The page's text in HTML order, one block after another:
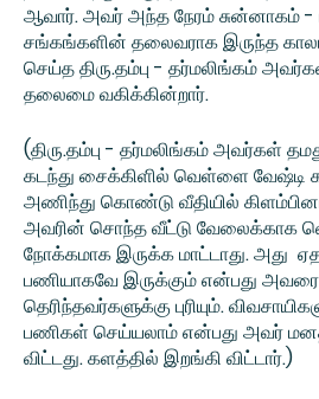
ஆவார். அவர் அந்த நேரம் சுன்னாகம் -
சங்கங்களின் தலைவராக இருந்த
செய்த திரு.தம்பு - தர்மலிங்கம்
தலைமை வகிக்கின்றார்.
(திரு.தம்பு - தர்மலிங்கம் அவர்கள்
கடந்து சைக்கிளில் வெள்ளை வேஷ்டி
அணிந்து கொண்டு வீதியில்
அவரின் சொந்த வீட்டு வேலைக்காக
நோக்கமாக இருக்க மாட்டாது. அது
பணியாகவே இருக்கும் என்பது
தெரிந்தவர்களுக்கு புரியும்.
பணிகள் செய்யலாம் என்பது அவர்
விட்டது. களத்தில் இறங்கி விட்டார்.)